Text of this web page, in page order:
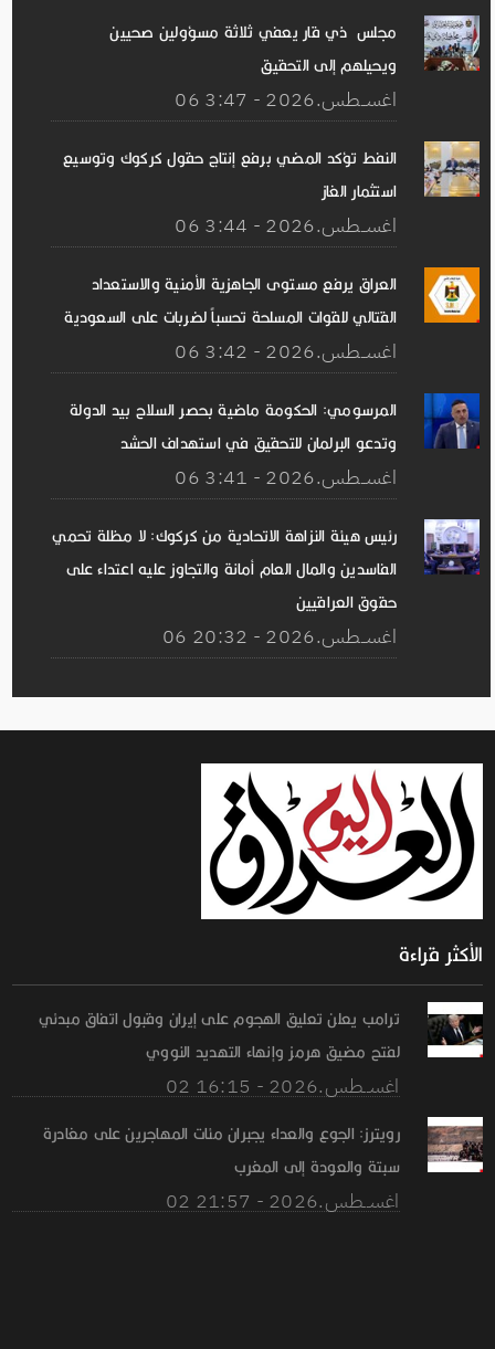
مجلس ذي قار يعفي ثلاثة مسؤولين صحيين
ويحيلهم إلى التحقيق
06 اغســطس.2026 - 3:47
النفط تؤكد المضي برفع إنتاج حقول كركوك وتوسيع
استثمار الغاز
06 اغســطس.2026 - 3:44
العراق يرفع مستوى الجاهزية الأمنية والاستعداد
القتالي للقوات المسلحة تحسباً لضربات على السعودية
06 اغســطس.2026 - 3:42
المرسومي: الحكومة ماضية بحصر السلاح بيد الدولة
وتدعو البرلمان للتحقيق في استهداف الحشد
06 اغســطس.2026 - 3:41
رئيس هيئة النزاهة الاتحادية من كركوك: لا مظلة تحمي
الفاسدين والمال العام أمانة والتجاوز عليه اعتداء على
حقوق العراقيين
06 اغســطس.2026 - 20:32
الأكثر قراءة
ترامب يعلن تعليق الهجوم على إيران وقبول اتفاق مبدئي
لفتح مضيق هرمز وإنهاء التهديد النووي
02 اغســطس.2026 - 16:15
رويترز: الجوع والعداء يجبران مئات المهاجرين على مغادرة
سبتة والعودة إلى المغرب
02 اغســطس.2026 - 21:57